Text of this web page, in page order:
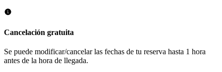
Cancelación gratuita
Se puede modificar/cancelar las fechas de tu reserva hasta 1 hora
antes de la hora de llegada.